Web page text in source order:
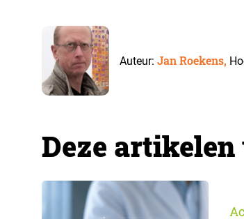
Auteur: Jan Roekens,
Deze